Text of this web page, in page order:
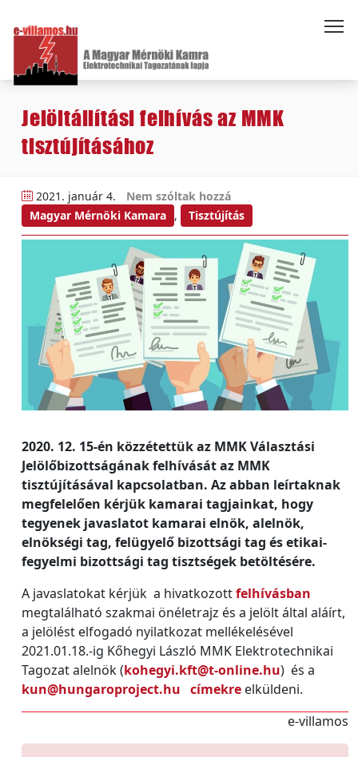
Jelöltállítási felhívás az MMK
tisztújításához
2021. január 4.
Nem szóltak hozzá
Magyar Mérnöki Kamara , Tisztújítás
2020. 12. 15-én közzétettük az MMK Választási
Jelölőbizottságának felhívását az MMK
tisztújításával kapcsolatban. Az abban leírtaknak
megfelelően kérjük kamarai tagjainkat, hogy
tegyenek javaslatot kamarai elnök, alelnök,
elnökségi tag, felügyelő bizottsági tag és etikai-
fegyelmi bizottsági tag tisztségek betöltésére.
A javaslatokat kérjük a hivatkozottfelhívásban
megtalálható szakmai önéletrajz és a jelölt által aláírt,
a jelölést elfogadó nyilatkozat mellékelésével
2021.01.18.-ig Kőhegyi László MMK Elektrotechnikai
Tagozat alelnök (kohegyi.kft@t-online.hu) és a
kun@hungaroproject.hu címekre elküldeni.
e-villamos